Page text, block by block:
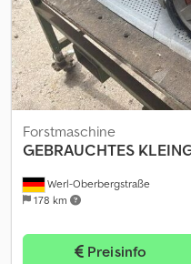
Werl-Oberbergstraße
178 km
Forstmaschine
GEBRAUCHTES
Preisinfo